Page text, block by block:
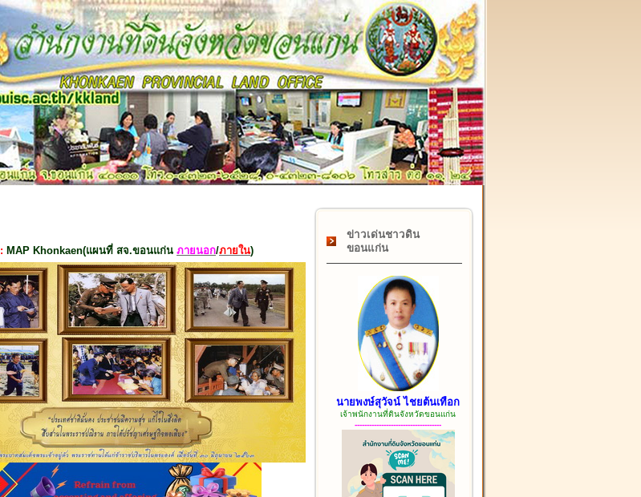
๑๗ กุมภาพันธ์ "วันคล้ายวันสถาปนากรมที่ดิน" ครบรอบ ๑๒
: MAP Khonkaen(แผนที่ สจ.ขอนแก่น ภายนอก/ภายใน)
ข่าวเด่นชาวดิน
ขอนแก่น
นายพงษ์สุวัจน์ ไชยต้นเทือก
เจ้าพนักงานที่ดินจังหวัดขอนแก่น
------------------------------------